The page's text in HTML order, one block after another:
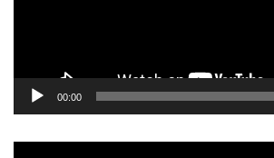
00:00